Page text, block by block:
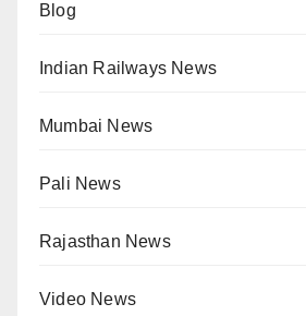
Blog
Indian Railways News
Mumbai News
Pali News
Rajasthan News
Video News